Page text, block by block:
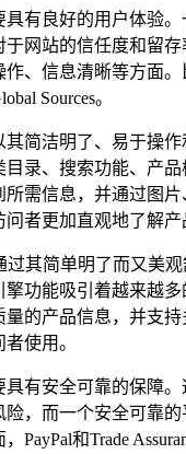
具有良好的用户体验
于网站的信任度和留
作、信息清晰等方面
Sources。
其简洁明了、易于操
目录、搜索功能、产
所需信息，并通过图
者更加直观地了解产
过其简单明了而又美
擎功能吸引着越来越
量的产品信息，并支
使用。
具有安全可靠的保障
险，而一个安全可靠
PayPal和Trade